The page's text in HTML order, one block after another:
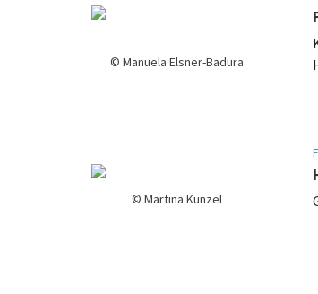
© Manuela Elsner-Badura
© Martina Künzel